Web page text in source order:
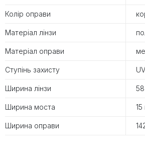
Колір оправи
Матеріал лінзи
Матеріал оправи
Ступінь захисту
Ширина лінзи
Ширина моста
Ширина оправи